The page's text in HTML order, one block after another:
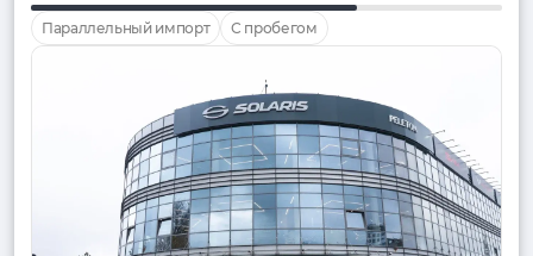
Параллельный импорт С пробегом